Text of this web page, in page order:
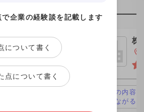
ビデオチューブ
新宿区
キャリアアップ
株
ｈ
仕事の内容
につながる
で企業の経験談を記載します
について書く
点について書く